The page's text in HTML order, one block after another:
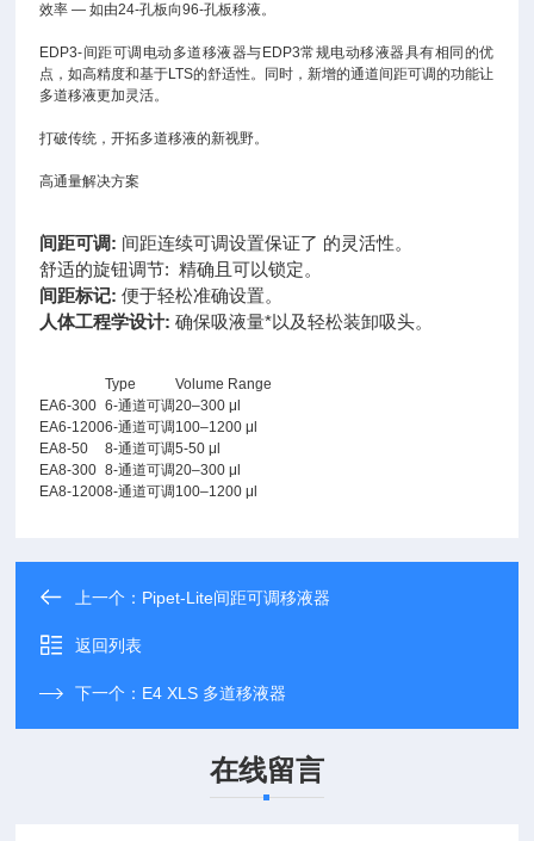
效率 — 如由24-孔板向96-孔板移液。
EDP3-间距可调电动多道移液器与EDP3常规电动移液器具有相同的优
点，如高精度和基于LTS的舒适性。同时，新增的通道间距可调的功能让
多道移液更加灵活。
打破传统，开拓多道移液的新视野。
高通量解决方案
间距可调: 间距连续可调设置保证了 的灵活性。
舒适的旋钮调节: 精确且可以锁定。
间距标记: 便于轻松准确设置。
人体工程学设计: 确保吸液量*以及轻松装卸吸头。
Type
Volume Range
EA6-300 6-通道可调20–300 μl
EA6-12006-通道可调 100–1200 μl
EA8-50
8-通道可调5-50 μl
EA8-300 8-通道可调20–300 μl
EA8-12008-通道可调 100–1200 μl
上一个： Pipet-Lite间距可调移液器
返回列表
下一个： E4 XLS 多道移液器
在线留言